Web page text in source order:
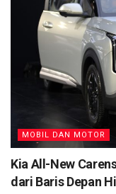
MOBIL DAN MOTOR
Kia All-New
dari Baris Depan